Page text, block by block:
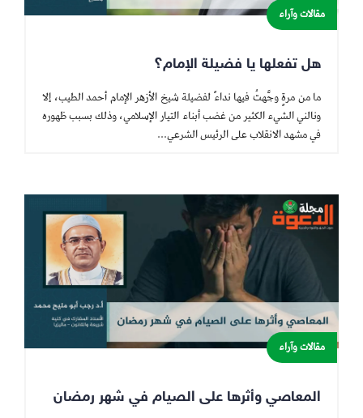
مقالات وآراء
هل تفعلها يا فضيلة الإمام؟
ما من مرةٍ وجَّهتُ فيها نداءً لفضيلة شيخ الأزهر الإمام أحمد الطيب، إلا
ونالني الشيء الكثير من غضب أبناء التيار الإسلامي، وذلك بسبب ظهوره
في مشهد الانقلاب على الرئيس الشرعي...
مقالات وآراء
المعاصي وأثرها على الصيام في شهر رمضان